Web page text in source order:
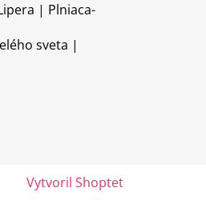
| Plniaca-
sveta |
Vytvoril Shoptet